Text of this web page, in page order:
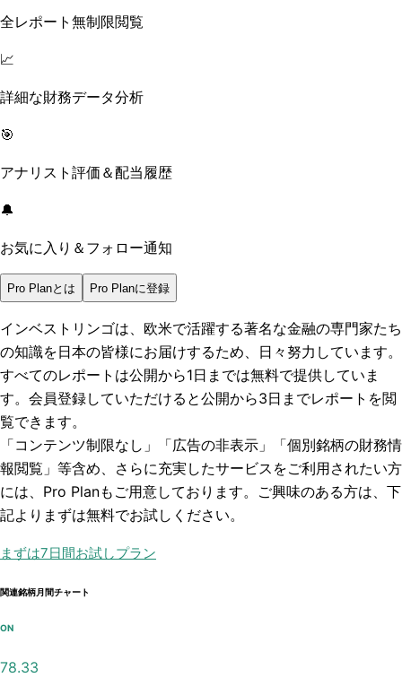
全レポート無制限閲覧
📈
詳細な財務データ分析
🎯
アナリスト評価＆配当履歴
🔔
お気に入り＆フォロー通知
Pro Planとは Pro Planに登録
インベストリンゴは、欧米で活躍する著名な金融の専門家たち
の知識を日本の皆様にお届けするため、日々努力しています。
すべてのレポートは公開から1日までは無料で提供していま
す。会員登録していただけると公開から3日までレポートを閲
覧できます。
「コンテンツ制限なし」「広告の非表示」「個別銘柄の財務情
報閲覧」 等含め、さらに充実したサービスをご利用されたい方
には、Pro Planもご用意しております。ご興味のある方は、下
記よりまずは無料でお試しください。
まずは7日間お試しプラン
関連銘柄月間チャート
ON
78.33